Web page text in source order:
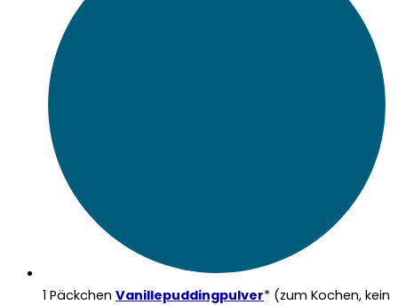
1 Päckchen Vanillepuddingpulver* (zum Kochen, kein